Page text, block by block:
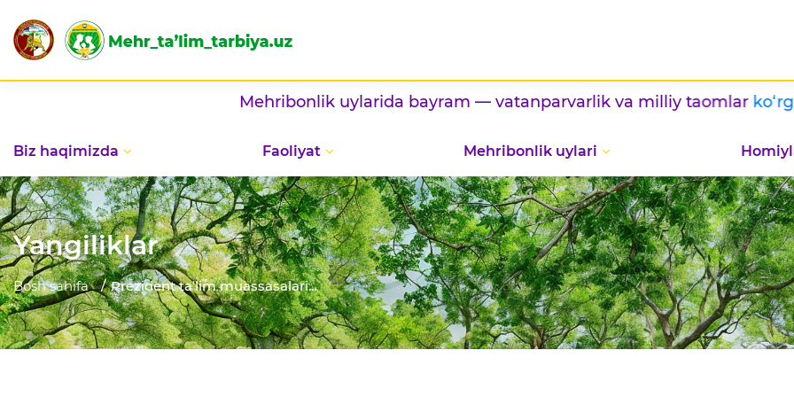
Mehribonlik uylarida bayram — vatanparvarlik va milliy taomlarko‘rgazmasi/
Biz haqimizda Faoliyat Mehribonlik uylari
Yangiliklar
Bosh sahifa Prezident taʼlim muassasalari...